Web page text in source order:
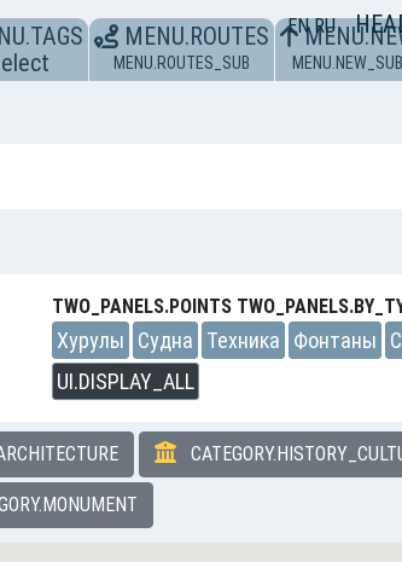
ENRU
MENU.ROUTES
MENU.ROUTES_SUB MENU.NEW_SUB
TWO_PANELS.POINTS
Хурулы Судна Техника Фонтаны
UI.DISPLAY_ALL